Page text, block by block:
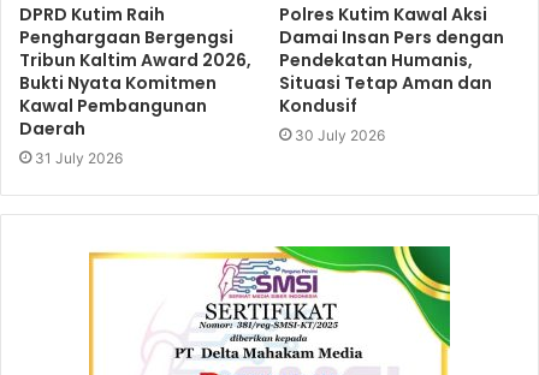
DPRD Kutim Raih
Penghargaan Bergengsi
Tribun Kaltim Award 2026,
Bukti Nyata Komitmen
Kawal Pembangunan
Daerah
31 July 2026
Polres Kutim Kawal Aksi
Damai Insan Pers dengan
Pendekatan Humanis,
Situasi Tetap Aman dan
Kondusif
30 July 2026